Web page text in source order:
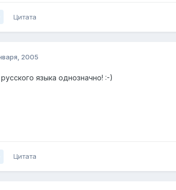
Цитата
2005
языка однозначно! :-)
Цитата